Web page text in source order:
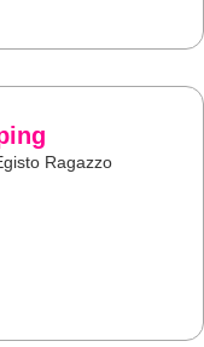
Ragazzo